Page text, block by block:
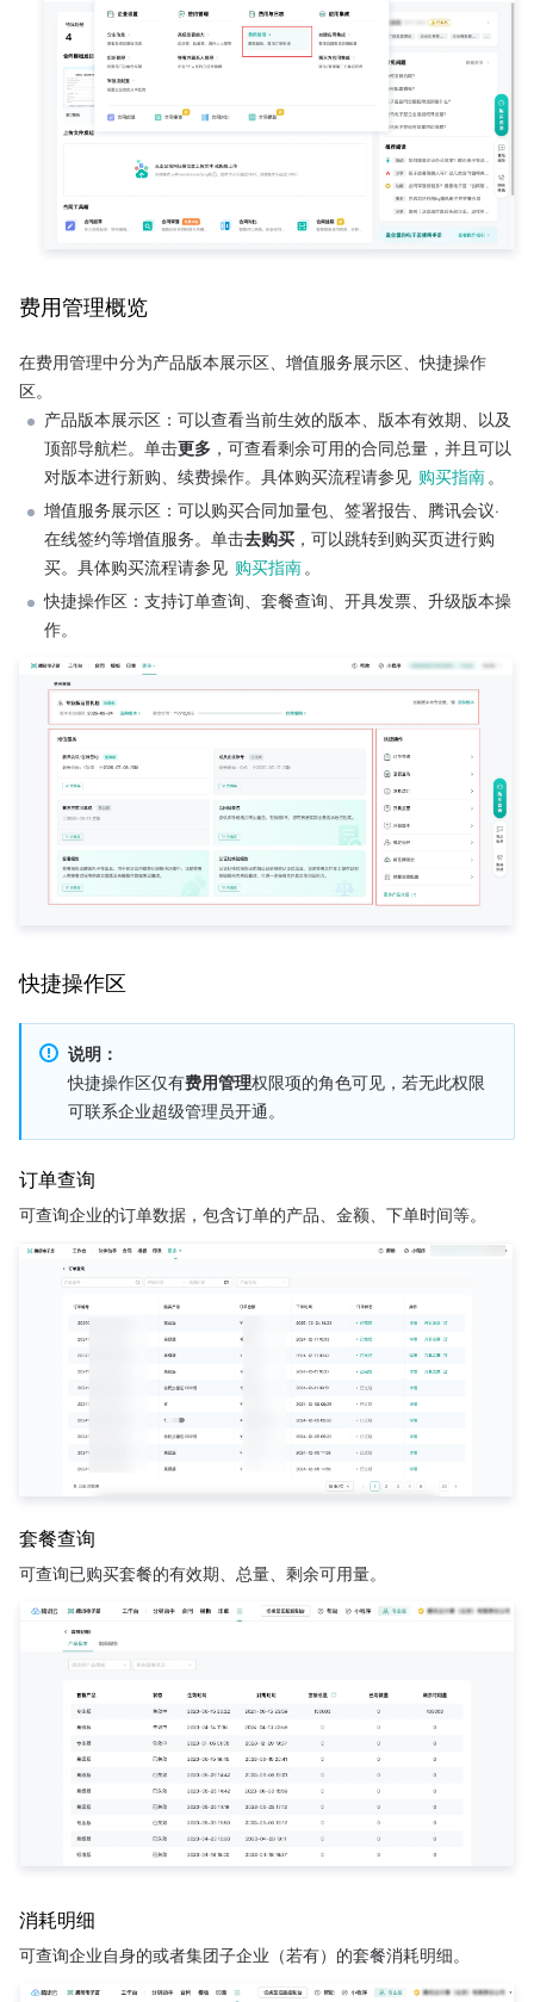
费用管理概览
在费用管理中分为产品版本展示区、增值服务展示区、快捷操作
区。
产品版本展示区：可以查看当前生效的版本、版本有效期、以及
顶部导航栏。单击更多 ，可查看剩余可用的合同总量，并且可以
对版本进行新购、续费操作。具体购买流程请参见 购买指南。
增值服务展示区：可以购买合同加量包、签署报告、腾讯会议·
在线签约等增值服务。单击去购买 ，可以跳转到购买页进行购
买。具体购买流程请参见 购买指南。
快捷操作区：支持订单查询、套餐查询、开具发票、升级版本操
作。
快捷操作区
说明：
快捷操作区仅有费用管理权限项的角色可见，若无此权限
可联系企业超级管理员开通。
订单查询
可查询企业的订单数据，包含订单的产品、金额、下单时间等。
套餐查询
可查询已购买套餐的有效期、总量、剩余可用量。
消耗明细
可查询企业自身的或者集团子企业（若有）的套餐消耗明细。